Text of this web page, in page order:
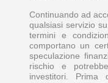
Continuando ad
qualsiasi servizio
termini e
comportano un
speculazione
rischio e
investitori. Prima